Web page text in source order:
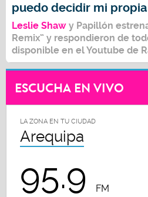
puedo decidir mi
Leslie Shaw y Papillón
Remix” y respondieron de
disponible en elYoutube de
ESCUCHA EN VIVO
LA ZONA EN TU CIUDAD
Arequipa
95.9 FM